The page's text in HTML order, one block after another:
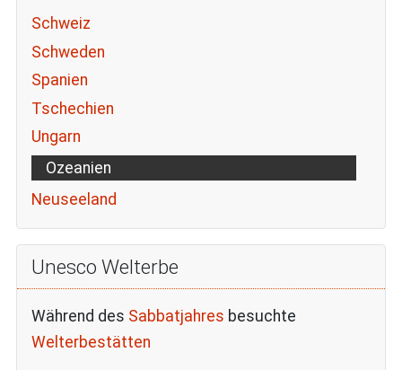
Schweiz
Schweden
Spanien
Tschechien
Ungarn
Ozeanien
Neuseeland
Unesco Welterbe
Während des Sabbatjahres besuchte
Welterbestätten